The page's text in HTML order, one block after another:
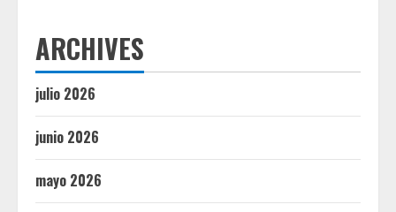
ARCHIVES
julio 2026
junio 2026
mayo 2026